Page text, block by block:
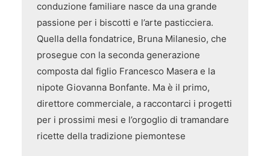
conduzione familiare nasce da una grande
passione per i biscotti e l’arte pasticciera.
Quella della fondatrice, Bruna Milanesio, che
prosegue con la seconda generazione
composta dal figlio Francesco Masera e la
nipote Giovanna Bonfante. Ma è il primo,
direttore commerciale, a raccontarci i progetti
per i prossimi mesi e l’orgoglio di tramandare
ricette della tradizione piemontese